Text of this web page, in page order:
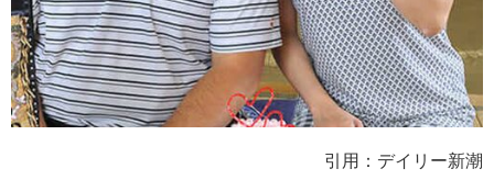
引用：デイリー新潮